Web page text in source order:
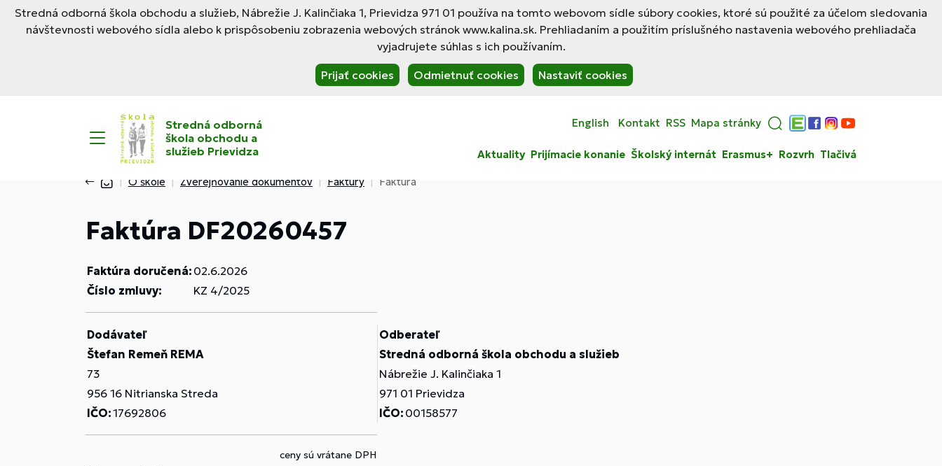
Stredná odborná škola obchodu a služieb, Nábrežie J. Kalinčiaka 1, Prievidza 971 01 používa na tomto webovom sídle súbory cookies, ktoré sú použité za účelom sledovania
návštevnosti webového sídla alebo k prispôsobeniu zobrazenia webových stránok www.kalina.sk. Prehliadaním a použitím príslušného nastavenia webového prehliadača
vyjadrujete súhlas s ich používaním.
Prijať cookies Odmietnuť cookies Nastaviť cookies
Stredná odborná
škola obchodu a
služieb Prievidza
English Kontakt RSS Mapa stránky
Edupage
Facebook
Instagram
YouTube
Aktuality Prijímacie konanie Školský internát Erasmus+ Rozvrh Tlačivá
O škole Zverejňovanie dokumentov Faktúry Faktúra
Faktúra DF20260457
Faktúra doručená: 02.6.2026
Číslo zmluvy:
KZ 4/2025
Dodávateľ
Štefan Remeň REMA
73
956 16 Nitrianska Streda
IČO:17692806
Odberateľ
Stredná odborná škola obchodu a služieb
Nábrežie J. Kalinčiaka 1
971 01 Prievidza
IČO: 00158577
ceny sú vrátane DPH